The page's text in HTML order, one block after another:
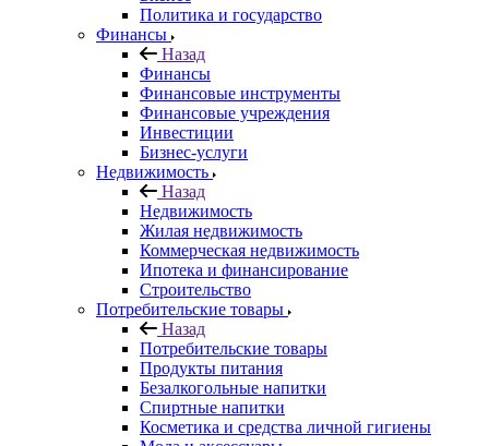
Политика и государство
Финансы
Назад
Финансы
Финансовые инструменты
Финансовые учреждения
Инвестиции
Бизнес-услуги
Недвижимость
Назад
Недвижимость
Жилая недвижимость
Коммерческая недвижимость
Ипотека и финансирование
Строительство
Потребительские товары
Назад
Потребительские товары
Продукты питания
Безалкогольные напитки
Спиртные напитки
Косметика и средства личной гигиены